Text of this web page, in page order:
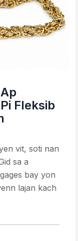
Fleksib
vit, soti nan
sa a
bay yon
lajan kach